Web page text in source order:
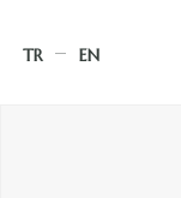
TR EN